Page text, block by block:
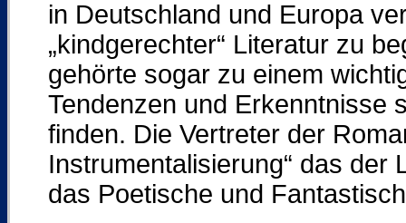
in Deutschland und Europa
„kindgerechter“ Literatur zu
gehörte sogar zu einem
Tendenzen und Erkenntnisse
finden. Die Vertreter der
Instrumentalisierung“ das der
das Poetische und